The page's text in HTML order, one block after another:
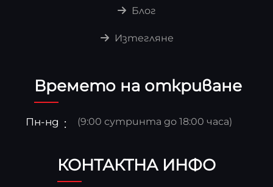
Блог
Изтегляне
Времето на откриване
Пн-нд (9:00 сутринта до 18:00 часа)
КОНТАКТНА ИНФО